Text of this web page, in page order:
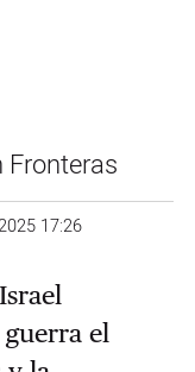
Fronteras
17:26
el